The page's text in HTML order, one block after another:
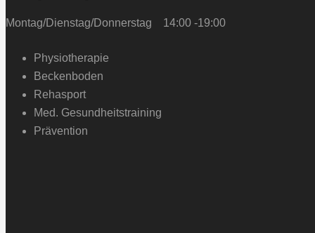
Montag/Dienstag/Donnerstag 14:00 -19:00
Physiotherapie
Beckenboden
Rehasport
Med. Gesundheitstraining
Prävention